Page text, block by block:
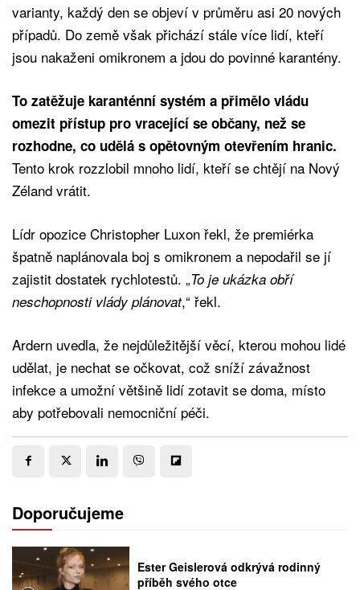
varianty, každý den se objeví v průměru asi 20 nových
případů. Do země však přichází stále více lidí, kteří
jsou nakaženi omikronem a jdou do povinné karantény.
To zatěžuje karanténní systém a přimělo vládu
omezit přístup pro vracející se občany, než se
rozhodne, co udělá s opětovným otevřením hranic.
Tento krok rozzlobil mnoho lidí, kteří se chtějí na Nový
Zéland vrátit.
Lídr opozice Christopher Luxon řekl, že premiérka
špatně naplánovala boj s omikronem a nepodařil se jí
zajistit dostatek rychlotestů. „To je ukázka obří
neschopnosti vlády plánovat,“ řekl.
Ardern uvedla, že nejdůležitější věcí, kterou mohou lidé
udělat, je nechat se očkovat, což sníží závažnost
infekce a umožní většině lidí zotavit se doma, místo
aby potřebovali nemocniční péči.
Doporučujeme
Ester Geislerová odkrývá rodinný
příběh svého otce